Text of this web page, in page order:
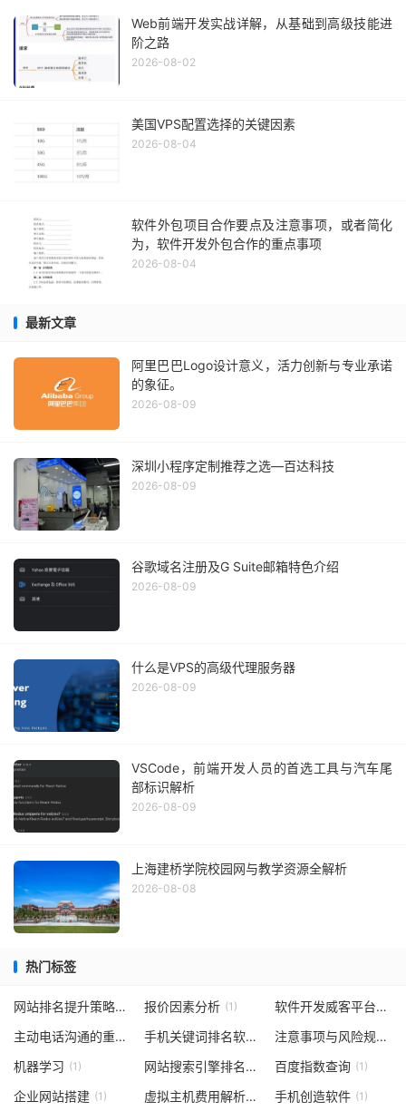
Web前端开发实战详解，从基础到高级技能进
阶之路
2026-08-02
美国VPS配置选择的关键因素
2026-08-04
软件外包项目合作要点及注意事项，或者简化
为，软件开发外包合作的重点事项
2026-08-04
最新文章
阿里巴巴Logo设计意义，活力创新与专业承诺
的象征。
2026-08-09
深圳小程序定制推荐之选—百达科技
2026-08-09
谷歌域名注册及G Suite邮箱特色介绍
2026-08-09
什么是VPS的高级代理服务器
2026-08-09
VSCode，前端开发人员的首选工具与汽车尾
部标识解析
2026-08-09
上海建桥学院校园网与教学资源全解析
2026-08-08
热门标签
网站排名提升策略
(1) 报价因素分析 (1) 软件开发威客平台
(1)
主动电话沟通的重要性 (1) 手机关键词排名软件 注意事项与风险规避
机器学习 (1) 网站搜索引擎排名提升 (1)
百度指数查询 (1)
企业网站搭建 (1) 虚拟主机费用解析
(1) 手机创造软件 (1)